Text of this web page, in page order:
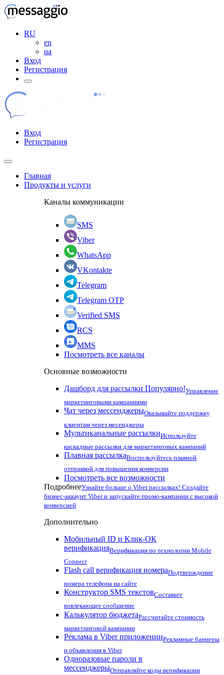
RU
en
ua
Вход
Регистрация
Вход
Регистрация
Главная
Продукты и услуги
Каналы коммуникации
SMS
Viber
WhatsApp
VKontakte
Telegram
Telegram OTP
Verified SMS
RCS
MMS
Посмотреть все каналы
Основные возможности
Дашборд для рассылки Популярно!Управление
маркетинговыми кампаниями
Чат через мессенджерыОказывайте поддержку
клиентам через месенджеры
Мультиканальные рассылкиИспользуйте
каскадные рассылки для маркетинговых кампаний
Плавная рассылкаВоспользуйтесь плавной
отправкой для повышения конверсии
Посмотреть все возможности
ПодробнееУзнайте больше о Viber рассылках! Создайте
бизнес-аккаунт Viber и запускайте промо-кампании с высокой
конверсией
Дополнительно
Мобильный ID и Клик-ОК
верификацияВерификация по технологии Mobile
Connect
Flash call верификация номераПодтверждение
номера телефона на сайте
Конструктор SMS текстовСоставьте
вовлекающее сообщение
Калькулятор бюджетаРассчитайте стоимость
маркетинговой кампании
Реклама в Viber приложенииРекламные баннеры
и объявления в Viber
Одноразовые пароли в
мессенджерыОтправляйте коды верификации